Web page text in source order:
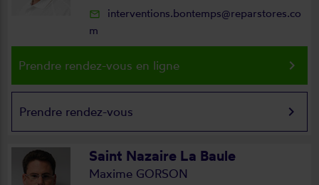
mail_outline
interventions.bontemps@reparstores.co
m
Prendre rendez-vous en ligne keyboard_arrow_right
Prendre rendez-vous keyboard_arrow_right
Saint Nazaire La Baule
Maxime GORSON